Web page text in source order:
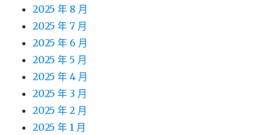
2025 年 8 月
2025 年 7 月
2025 年 6 月
2025 年 5 月
2025 年 4 月
2025 年 3 月
2025 年 2 月
2025 年 1 月